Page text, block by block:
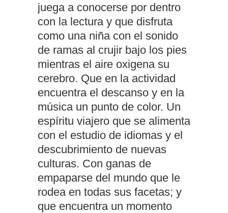
juega a conocerse por dentro
con la lectura y que disfruta
como una niña con el sonido
de ramas al crujir bajo los pies
mientras el aire oxigena su
cerebro. Que en la actividad
encuentra el descanso y en la
música un punto de color. Un
espíritu viajero que se alimenta
con el estudio de idiomas y el
descubrimiento de nuevas
culturas. Con ganas de
empaparse del mundo que le
rodea en todas sus facetas; y
que encuentra un momento